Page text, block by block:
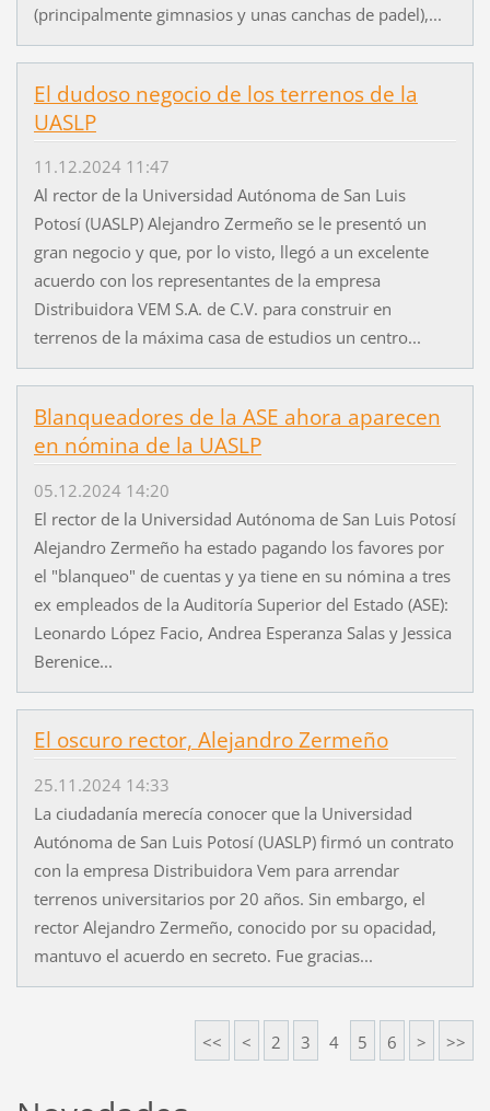
(principalmente gimnasios y unas canchas de padel),...
El dudoso negocio de los terrenos de la
UASLP
11.12.2024 11:47
Al rector de la Universidad Autónoma de San Luis
Potosí (UASLP) Alejandro Zermeño se le presentó un
gran negocio y que, por lo visto, llegó a un excelente
acuerdo con los representantes de la empresa
Distribuidora VEM S.A. de C.V. para construir en
terrenos de la máxima casa de estudios un centro...
Blanqueadores de la ASE ahora aparecen
en nómina de la UASLP
05.12.2024 14:20
El rector de la Universidad Autónoma de San Luis Potosí
Alejandro Zermeño ha estado pagando los favores por
el "blanqueo" de cuentas y ya tiene en su nómina a tres
ex empleados de la Auditoría Superior del Estado (ASE):
Leonardo López Facio, Andrea Esperanza Salas y Jessica
Berenice...
El oscuro rector, Alejandro Zermeño
25.11.2024 14:33
La ciudadanía merecía conocer que la Universidad
Autónoma de San Luis Potosí (UASLP) firmó un contrato
con la empresa Distribuidora Vem para arrendar
terrenos universitarios por 20 años. Sin embargo, el
rector Alejandro Zermeño, conocido por su opacidad,
mantuvo el acuerdo en secreto. Fue gracias...
<< < 2 3 4 5 6 > >>